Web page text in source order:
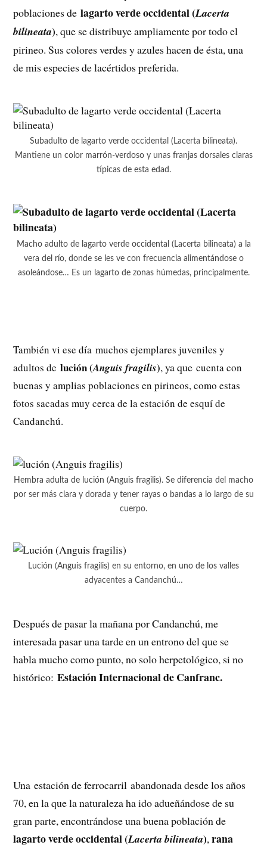
poblaciones delagarto verde occidental (Lacerta
bilineata), que se distribuye ampliamente por todo el
pirineo. Sus colores verdes y azules hacen de ésta, una
de mis especies de lacértidos preferida.
Subadulto de lagarto verde occidental (Lacerta bilineata).
Mantiene un color marrón-verdoso y unas franjas dorsales claras
típicas de esta edad.
Macho adulto de lagarto verde occidental (Lacerta bilineata) a la
vera del río, donde se les ve con frecuencia alimentándose o
asoleándose… Es un lagarto de zonas húmedas, principalmente.
También vi ese día muchos ejemplares juveniles y
adultos delución (Anguis fragilis), ya quecuenta con
buenas y amplias poblaciones en pirineos, como estas
fotos sacadas muy cerca de la estación de esquí de
Candanchú.
Hembra adulta de lución (Anguis fragilis). Se diferencia del macho
por ser más clara y dorada y tener rayas o bandas a lo largo de su
cuerpo.
Lución (Anguis fragilis) en su entorno, en uno de los valles
adyacentes a Candanchú…
Después de pasar la mañana por Candanchú, me
interesada pasar una tarde en un entrono del que se
habla mucho como punto, no solo herpetológico, si no
histórico:Estación Internacional de Canfranc.
Una estación de ferrocarril abandonada desde los años
70, en la que la naturaleza ha ido adueñándose de su
gran parte, encontrándose una buena población de
lagarto verde occidental (Lacerta bilineata),rana